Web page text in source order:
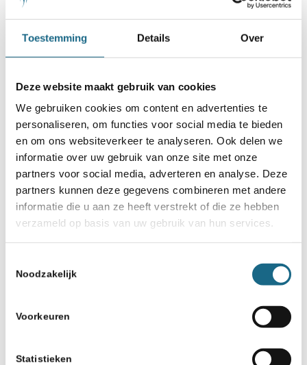
Toestemming Details Over
Deze website maakt gebruik van cookies
We gebruiken cookies om content en advertenties te
personaliseren, om functies voor social media te bieden
en om ons websiteverkeer te analyseren. Ook delen we
informatie over uw gebruik van onze site met onze
partners voor social media, adverteren en analyse. Deze
partners kunnen deze gegevens combineren met andere
informatie die u aan ze heeft verstrekt of die ze hebben
verzameld op basis van uw gebruik van hun services.
Noodzakelijk
Voorkeuren
Statistieken